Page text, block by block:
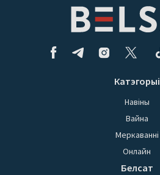
Катэгорыі
Навіны
Вайна
Меркаванні
Онлайн
Белсат